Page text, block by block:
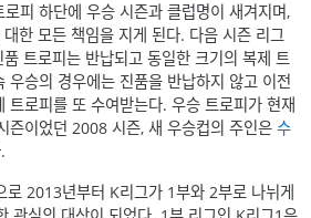
피 하단에 우승 시즌과 클럽명이 새겨지며,
한 모든 책임을 지게 된다. 다음 시즌 리그
트로피는 반납되고 동일한 크기의 복제 트
우승의 경우에는 진품을 반납하지 않고 이전
트로피를 또 수여받는다. 우승 트로피가 현재
즌이었던 2008 시즌, 새 우승컵의 주인은수
로 2013년부터 K리그가 1부와 2부로 나뉘게